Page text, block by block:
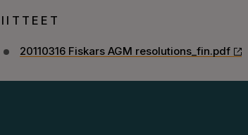
20110316 Fiskars AGM resolutions_fin.pdf